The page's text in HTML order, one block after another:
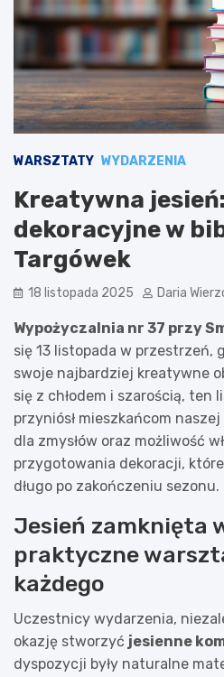
WARSZTATY WYDARZENIA
Kreatywna
dekoracyjne w
Targówek
18 listopada 2025 Daria
Wypożyczalnia nr 37 przy
się 13 listopada w przestrzeń,
swoje najbardziej kreatywne
się z chłodem i szarością, ten
przyniósł mieszkańcom
dla zmysłów oraz możliwość
przygotowania dekoracji,
długo po zakończeniu sezonu.
Jesień zamknięta
praktyczne
każdego
Uczestnicy wydarzenia,
okazję stworzyć jesienne
dyspozycji były naturalne